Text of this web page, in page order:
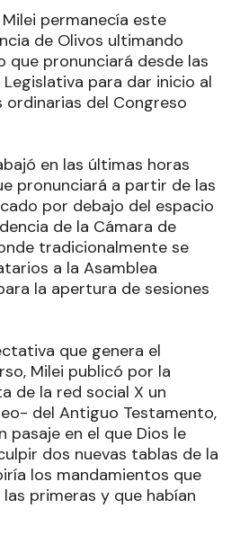
permanecía este
de Olivos ultimando
que pronunciará desde las
Legislativa para dar inicio al
ordinarias del Congreso
en las últimas horas
pronunciará a partir de las
por debajo del espacio
de la Cámara de
tradicionalmente se
a la Asamblea
la apertura de sesiones
que genera el
Milei publicó por la
de la red social X un
del Antiguo Testamento,
pasaje en el que Dios le
dos nuevas tablas de la
los mandamientos que
primeras y que habían